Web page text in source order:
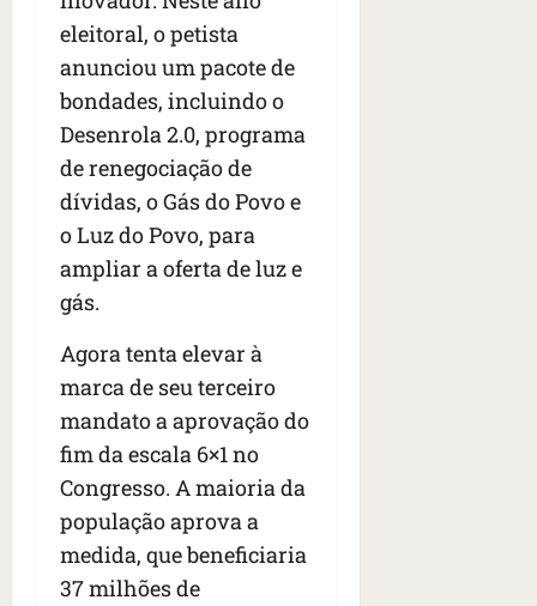
eleitoral, o petista
anunciou um pacote de
bondades, incluindo o
Desenrola 2.0, programa
de renegociação de
dívidas, o Gás do Povo e
o Luz do Povo, para
ampliar a oferta de luz e
gás.
Agora tenta elevar à
marca de seu terceiro
mandato a aprovação do
fim da escala 6×1 no
Congresso. A maioria da
população aprova a
medida, que beneficiaria
37 milhões de